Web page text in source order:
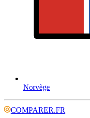
Norvège
COMPARER.FR